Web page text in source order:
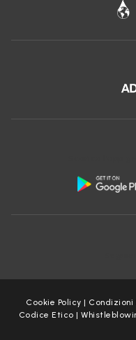
Cookie Policy | Condizioni
Codice Etico |